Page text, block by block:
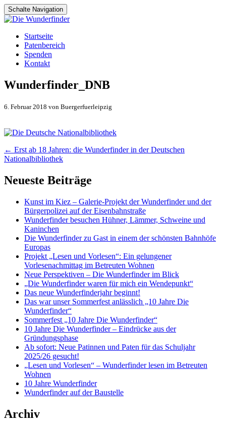
Schalte Navigation
Zum
Inhalt
springen
Startseite
Patenbereich
Spenden
Kontakt
Wunderfinder_DNB
6. Februar 2018 von Buergerfuerleipzig
Artikel-
Navigation
← Erst ab 18 Jahren: die Wunderfinder in der Deutschen
Nationalbibliothek
Neueste Beiträge
Kunst im Kiez – Galerie-Projekt der Wunderfinder und der
Bürgerpolizei auf der Eisenbahnstraße
Wunderfinder besuchen Hühner, Lämmer, Schweine und
Kaninchen
Die Wunderfinder zu Gast in einem der schönsten Bahnhöfe
Europas
Projekt „Lesen und Vorlesen“: Ein gelungener
Vorlesenachmittag im Betreuten Wohnen
Neue Perspektiven – Die Wunderfinder im Blick
„Die Wunderfinder waren für mich ein Wendepunkt“
Das neue Wunderfinderjahr beginnt!
Das war unser Sommerfest anlässlich „10 Jahre Die
Wunderfinder“
Sommerfest „10 Jahre Die Wunderfinder“
10 Jahre Die Wunderfinder – Eindrücke aus der
Gründungsphase
Ab sofort: Neue Patinnen und Paten für das Schuljahr
2025/26 gesucht!
„Lesen und Vorlesen“ – Wunderfinder lesen im Betreuten
Wohnen
10 Jahre Wunderfinder
Wunderfinder auf der Baustelle
Archiv